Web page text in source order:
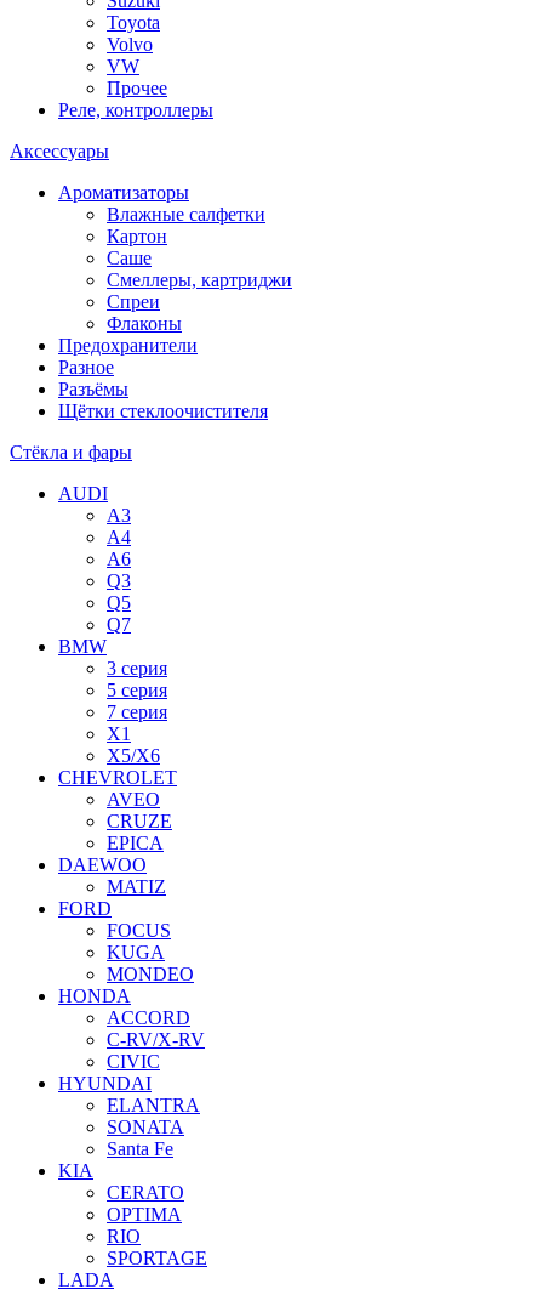
Toyota
Volvo
VW
Прочее
Реле, контроллеры
Аксессуары
Ароматизаторы
Влажные салфетки
Картон
Саше
Смеллеры, картриджи
Спреи
Флаконы
Предохранители
Разное
Разъёмы
Щётки стеклоочистителя
Стёкла и фары
AUDI
A3
A4
A6
Q3
Q5
Q7
BMW
3 серия
5 серия
7 серия
X1
X5/X6
CHEVROLET
AVEO
CRUZE
EPICA
DAEWOO
MATIZ
FORD
FOCUS
KUGA
MONDEO
HONDA
ACCORD
C-RV/X-RV
CIVIC
HYUNDAI
ELANTRA
SONATA
Santa Fe
KIA
CERATO
OPTIMA
RIO
SPORTAGE
LADA